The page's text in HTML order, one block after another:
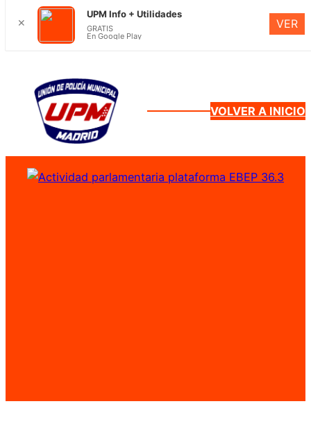
contenido
VOLVER A INICIO
✕
UPM Info + Utilidades
GRATIS
En Google Play
VER